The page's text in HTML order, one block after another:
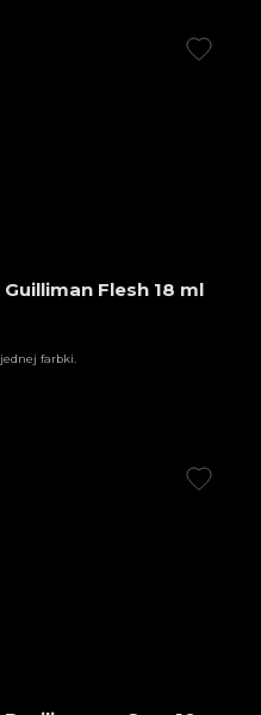
Flesh 18 ml
farbki.